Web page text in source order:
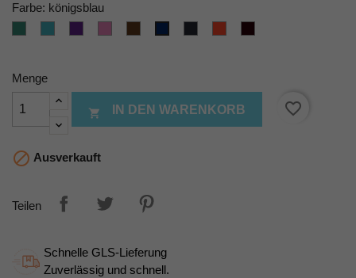
Farbe: königsblau
königsblau
Menge
 IN DEN WARENKORB favorite_border
 Ausverkauft
Teilen
Schnelle GLS-Lieferung
Zuverlässig und schnell.